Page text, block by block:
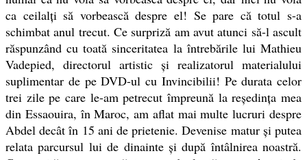
ca ceilalți să vorbească despre el! Se pare că totul s-a
schimbat anul trecut. Ce surpriză am avut atunci să-l ascult
răspunzând cu toată sinceritatea la întrebările lui Mathieu
Vadepied, directorul artistic și realizatorul materialului
suplimentar de pe DVD-ul cu Invincibilii! Pe durata celor
trei zile pe care le-am petrecut împreună la reședința mea
din Essaouira, în Maroc, am aflat mai multe lucruri despre
Abdel decât în 15 ani de prietenie. Devenise matur și putea
relata parcursul lui de dinainte și după întâlnirea noastră.